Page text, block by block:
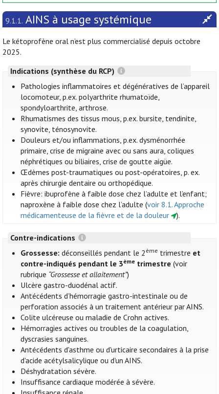
9.1.1. AINS à usage systémique
Le kétoprofène oral n’est plus commercialisé depuis octobre
2025.
Indications (synthèse du RCP)
Pathologies inflammatoires et dégénératives de l’appareil
locomoteur, p.ex. polyarthrite rhumatoïde,
spondyloarthrite, arthrose.
Rhumatismes des tissus mous, p.ex. bursite, tendinite,
synovite, ténosynovite.
Douleurs et/ou inflammations, p.ex. dysménorrhée
primaire, crise de migraine avec ou sans aura, coliques
néphrétiques ou biliaires, crise de goutte aigüe.
Œdèmes post-traumatiques ou post-opératoires, p. ex.
après chirurgie dentaire ou orthopédique.
Fièvre: ibuprofène à faible dose chez l’adulte et l’enfant;
naproxène à faible dose chez l’adulte (voir 8.1. Approche
médicamenteuse de la fièvre et de la douleur
).
Contre-indications
Grossesse: déconseillés pendant le 2 ème trimestre et
contre-indiqués pendant le 3ème trimestre (voir
rubrique “Grossesse et allaitement”)
Ulcère gastro-duodénal actif.
Antécédents d’hémorragie gastro-intestinale ou de
perforation associés à un traitement antérieur par AINS.
Colite ulcéreuse ou maladie de Crohn actives.
Hémorragies actives ou troubles de la coagulation,
dyscrasies sanguines.
Antécédents d'asthme ou d'urticaire secondaires à la prise
d'acide acétylsalicylique ou d'un AINS.
Déshydratation sévère.
Insuffisance cardiaque modérée à sévère.